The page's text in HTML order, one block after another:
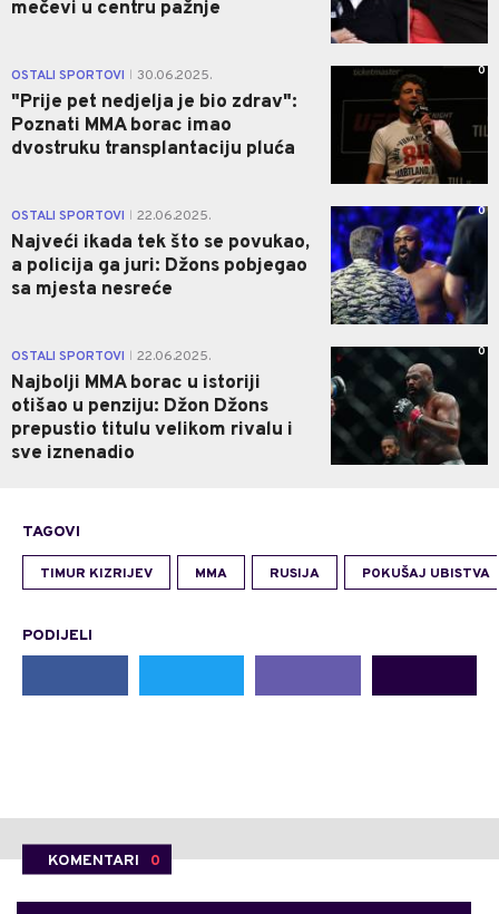
mečevi u centru pažnje
OSTALI SPORTOVI 30.06.2025.
"Prije pet nedjelja je bio zdrav":
Poznati MMA borac imao
dvostruku transplantaciju pluća
0
OSTALI SPORTOVI 22.06.2025.
Najveći ikada tek što se povukao,
a policija ga juri: Džons pobjegao
sa mjesta nesreće
0
OSTALI SPORTOVI 22.06.2025.
Najbolji MMA borac u istoriji
otišao u penziju: Džon Džons
prepustio titulu velikom rivalu i
sve iznenadio
0
TAGOVI
TIMUR KIZRIJEV MMA RUSIJA POKUŠAJ UBISTVA
PODIJELI
KOMENTARI 0